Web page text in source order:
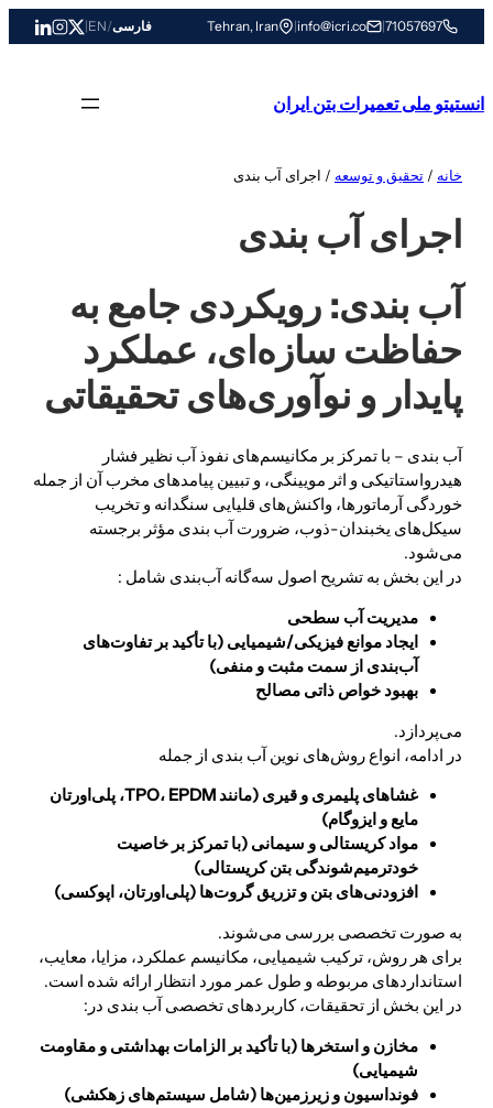
به
71057697
|
info@icri.co
|
Tehran, Iran فارسی/
EN
|
انستیتو ملی تعمیرات بتن ایران
خانه / تحقیق و توسعه / اجرای آب بندی
اجرای آب بندی
آب بندی: رویکردی جامع به
حفاظت سازه‌ای، عملکرد
پایدار و نوآوری‌های تحقیقاتی
آب بندی – با تمرکز بر مکانیسم‌های نفوذ آب نظیر فشار
هیدرواستاتیکی و اثر مویینگی، و تبیین پیامدهای مخرب آن از جمله
خوردگی آرماتورها، واکنش‌های قلیایی سنگدانه و تخریب
سیکل‌های یخبندان-ذوب، ضرورت آب بندی مؤثر برجسته
می‌شود.
در این بخش به تشریح اصول سه‌گانه آب‌بندی شامل :
مدیریت آب سطحی
ایجاد موانع فیزیکی/شیمیایی (با تأکید بر تفاوت‌های
آب‌بندی از سمت مثبت و منفی)
بهبود خواص ذاتی مصالح
می‌پردازد.
در ادامه، انواع روش‌های نوین آب بندی از جمله
غشاهای پلیمری و قیری (مانند TPO، EPDM، پلی‌اورتان
مایع و ایزوگام)
مواد کریستالی و سیمانی (با تمرکز بر خاصیت
خودترمیم‌شوندگی بتن کریستالی)
افزودنی‌های بتن و تزریق گروت‌ها (پلی‌اورتان، اپوکسی)
به صورت تخصصی بررسی می‌شوند.
برای هر روش، ترکیب شیمیایی، مکانیسم عملکرد، مزایا، معایب،
استانداردهای مربوطه و طول عمر مورد انتظار ارائه شده است.
در این بخش‌ از تحقیقات، کاربردهای تخصصی آب بندی در:
مخازن و استخرها (با تأکید بر الزامات بهداشتی و مقاومت
شیمیایی)
فونداسیون و زیرزمین‌ها (شامل سیستم‌های زهکشی)